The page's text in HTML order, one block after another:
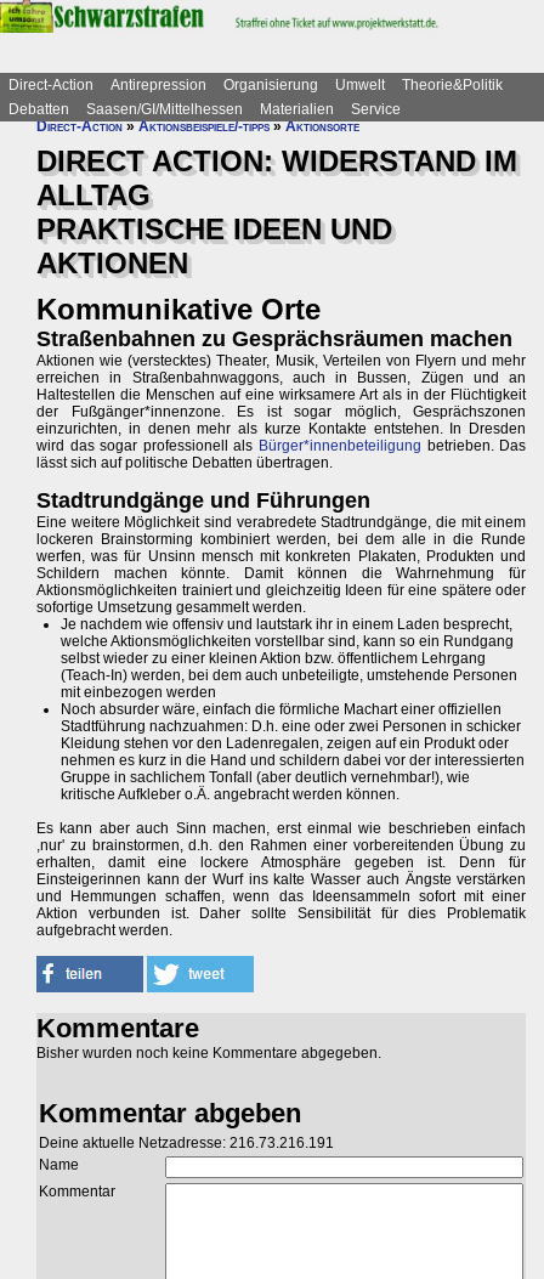
Direct-Action Antirepression Organisierung Umwelt
Theorie&Politik
Debatten
Saasen/GI/Mittelhessen Materialien
Service
Direct-Action»Aktionsbeispiele/-tipps»Aktionsorte
DIRECT ACTION: WIDERSTAND IM
ALLTAG
PRAKTISCHE IDEEN UND
AKTIONEN
Kommunikative Orte
Straßenbahnen zu Gesprächsräumen machen
Aktionen wie (verstecktes) Theater, Musik, Verteilen von Flyern und mehr
erreichen in Straßenbahnwaggons, auch in Bussen, Zügen und an
Haltestellen die Menschen auf eine wirksamere Art als in der Flüchtigkeit
der Fußgänger*innenzone. Es ist sogar möglich, Gesprächszonen
einzurichten, in denen mehr als kurze Kontakte entstehen. In Dresden
wird das sogar professionell als Bürger*innenbeteiligung betrieben. Das
lässt sich auf politische Debatten übertragen.
Stadtrundgänge und Führungen
Eine weitere Möglichkeit sind verabredete Stadtrundgänge, die mit einem
lockeren Brainstorming kombiniert werden, bei dem alle in die Runde
werfen, was für Unsinn mensch mit konkreten Plakaten, Produkten und
Schildern machen könnte. Damit können die Wahrnehmung für
Aktionsmöglichkeiten trainiert und gleichzeitig Ideen für eine spätere oder
sofortige Umsetzung gesammelt werden.
Je nachdem wie offensiv und lautstark ihr in einem Laden besprecht,
welche Aktionsmöglichkeiten vorstellbar sind, kann so ein Rundgang
selbst wieder zu einer kleinen Aktion bzw. öffentlichem Lehrgang
(Teach-In) werden, bei dem auch unbeteiligte, umstehende Personen
mit einbezogen werden
Noch absurder wäre, einfach die förmliche Machart einer offiziellen
Stadtführung nachzuahmen: D.h. eine oder zwei Personen in schicker
Kleidung stehen vor den Ladenregalen, zeigen auf ein Produkt oder
nehmen es kurz in die Hand und schildern dabei vor der interessierten
Gruppe in sachlichem Tonfall (aber deutlich vernehmbar!), wie
kritische Aufkleber o.Ä. angebracht werden können.
Es kann aber auch Sinn machen, erst einmal wie beschrieben einfach
,nur' zu brainstormen, d.h. den Rahmen einer vorbereitenden Übung zu
erhalten, damit eine lockere Atmosphäre gegeben ist. Denn für
Einsteigerinnen kann der Wurf ins kalte Wasser auch Ängste verstärken
und Hemmungen schaffen, wenn das Ideensammeln sofort mit einer
Aktion verbunden ist. Daher sollte Sensibilität für dies Problematik
aufgebracht werden.
Kommentare
Bisher wurden noch keine Kommentare abgegeben.
Kommentar abgeben
Deine aktuelle Netzadresse: 216.73.216.191
Name
Kommentar